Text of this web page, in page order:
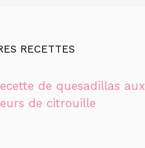
RECETTES
de quesadillas aux
de citrouille